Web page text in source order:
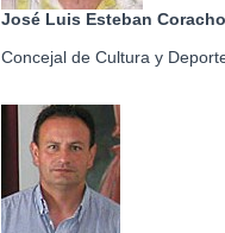
José Luis Esteban Coracho
Concejal de Cultura y